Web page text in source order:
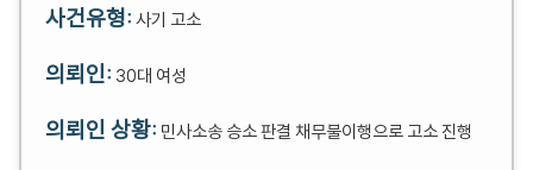
사건유형: 사기 고소
의뢰인: 30대 여성
의뢰인 상황: 민사소송 승소 판결 채무불이행으로 고소 진행